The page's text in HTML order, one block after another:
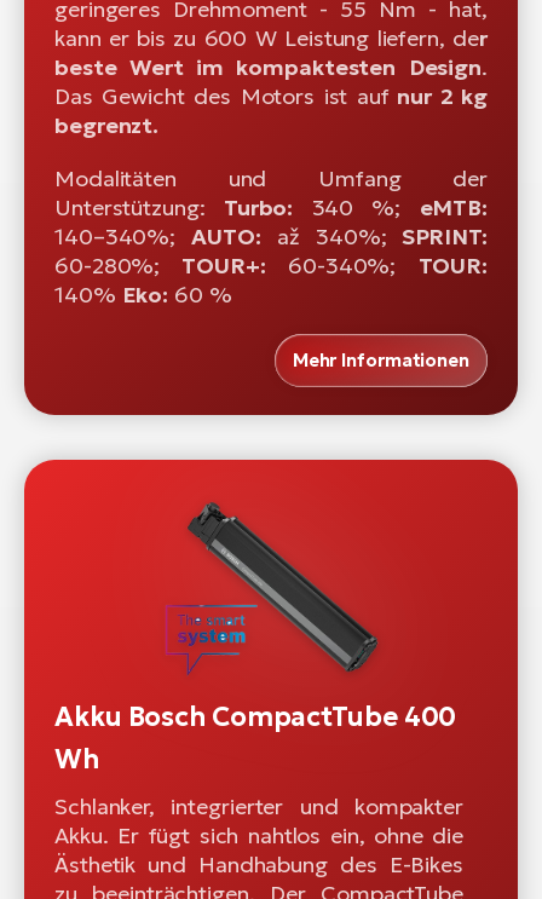
geringeres Drehmoment - 55 Nm - hat,
kann er bis zu 600 W Leistung liefern, der
beste Wert im kompaktesten Design.
Das Gewicht des Motors ist aufnur 2 kg
begrenzt.
Modalitäten und Umfang der
Unterstützung: Turbo: 340 %; eMTB:
140–340%;AUTO: až 340%; SPRINT:
60-280%; TOUR+: 60-340%; TOUR:
140% Eko: 60 %
Mehr Informationen
Akku Bosch CompactTube 400
Wh
Schlanker, integrierter und kompakter
Akku. Er fügt sich nahtlos ein, ohne die
Ästhetik und Handhabung des E-Bikes
zu beeinträchtigen. Der CompactTube